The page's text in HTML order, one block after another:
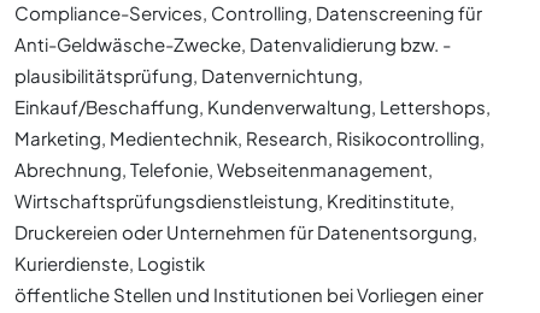
Compliance-Services, Controlling, Datenscreening für
Anti-Geldwäsche-Zwecke, Datenvalidierung bzw. -
plausibilitätsprüfung, Datenvernichtung,
Einkauf/Beschaffung, Kundenverwaltung, Lettershops,
Marketing, Medientechnik, Research, Risikocontrolling,
Abrechnung, Telefonie, Webseitenmanagement,
Wirtschaftsprüfungsdienstleistung, Kreditinstitute,
Druckereien oder Unternehmen für Datenentsorgung,
Kurierdienste, Logistik
öffentliche Stellen und Institutionen bei Vorliegen einer